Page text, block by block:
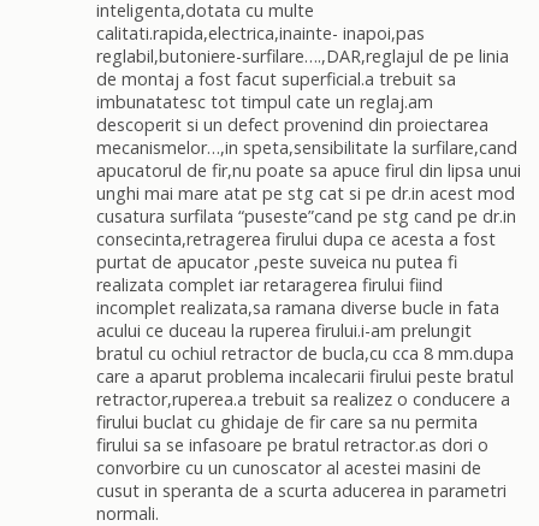
inteligenta,dotata cu multe
calitati.rapida,electrica,inainte- inapoi,pas
reglabil,butoniere-surfilare….,DAR,reglajul de pe linia
de montaj a fost facut superficial.a trebuit sa
imbunatatesc tot timpul cate un reglaj.am
descoperit si un defect provenind din proiectarea
mecanismelor…,in speta,sensibilitate la surfilare,cand
apucatorul de fir,nu poate sa apuce firul din lipsa unui
unghi mai mare atat pe stg cat si pe dr.in acest mod
cusatura surfilata “puseste”cand pe stg cand pe dr.in
consecinta,retragerea firului dupa ce acesta a fost
purtat de apucator ,peste suveica nu putea fi
realizata complet iar retaragerea firului fiind
incomplet realizata,sa ramana diverse bucle in fata
acului ce duceau la ruperea firului.i-am prelungit
bratul cu ochiul retractor de bucla,cu cca 8 mm.dupa
care a aparut problema incalecarii firului peste bratul
retractor,ruperea.a trebuit sa realizez o conducere a
firului buclat cu ghidaje de fir care sa nu permita
firului sa se infasoare pe bratul retractor.as dori o
convorbire cu un cunoscator al acestei masini de
cusut in speranta de a scurta aducerea in parametri
normali.